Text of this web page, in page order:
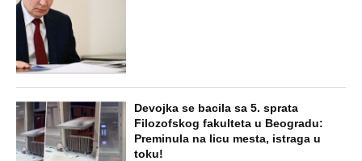
Devojka se bacila sa 5. sprata
Filozofskog fakulteta u Beogradu:
Preminula na licu mesta, istraga u
toku!